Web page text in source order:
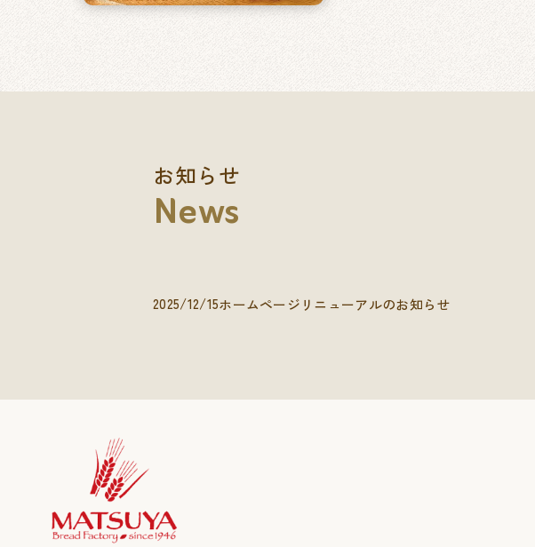
お知らせ
News
2025/12/15ホームページリニューアルのお知らせ